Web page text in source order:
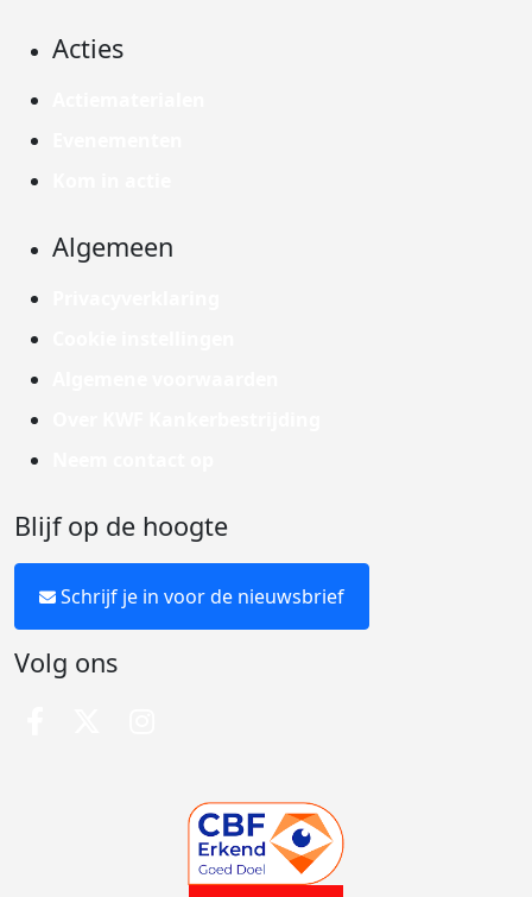
Acties
Algemeen
Blijf op de hoogte
Schrijf je in voor de nieuwsbrief
Volg ons